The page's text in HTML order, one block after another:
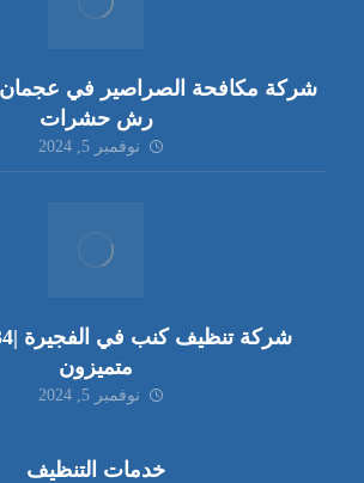
رش حشرات
نوفمبر 5, 2024
متميزون
نوفمبر 5, 2024
خدمات التنظيف